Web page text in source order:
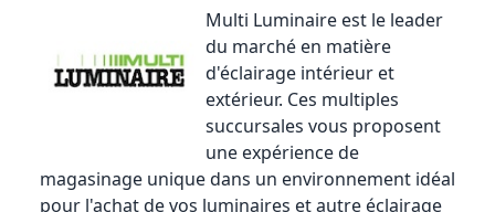
Multi Luminaire est le leader
du marché en matière
d'éclairage intérieur et
extérieur. Ces multiples
succursales vous proposent
une expérience de
magasinage unique dans un environnement idéal
pour l'achat de vos luminaires et autre éclairage